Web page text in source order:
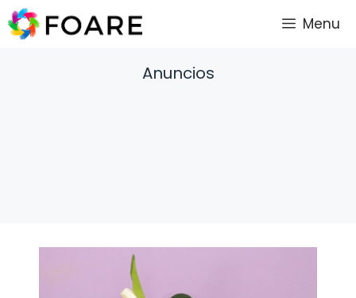
Saltar
al
Menu
Anuncios